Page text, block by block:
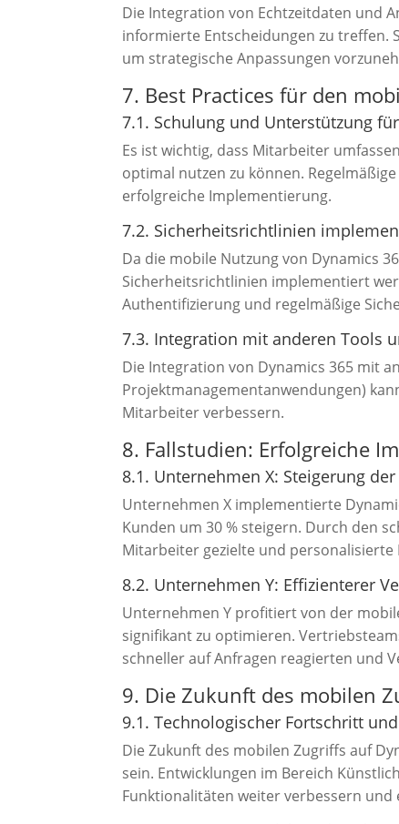
Die Integration von Echtzeitdaten und
informierte Entscheidungen zu treffen.
um strategische Anpassungen
7. Best Practices für den
7.1. Schulung und Unterstützung
Es ist wichtig, dass Mitarbeiter
optimal nutzen zu können.
erfolgreiche Implementierung.
7.2. Sicherheitsrichtlinien
Da die mobile Nutzung von Dynamics
Sicherheitsrichtlinien implementiert
Authentifizierung und regelmäßige
7.3. Integration mit anderen Tools
Die Integration von Dynamics 365 mit
Projektmanagementanwendungen)
Mitarbeiter verbessern.
8. Fallstudien: Erfolgreiche
8.1. Unternehmen X: Steigerung
Unternehmen X implementierte
Kunden um 30 % steigern. Durch den
Mitarbeiter gezielte und personalisierte
8.2. Unternehmen Y: Effizienterer
Unternehmen Y profitiert von der
signifikant zu optimieren.
schneller auf Anfragen reagierten und
9. Die Zukunft des mobilen
9.1. Technologischer Fortschritt
Die Zukunft des mobilen Zugriffs auf
sein. Entwicklungen im Bereich
Funktionalitäten weiter verbessern